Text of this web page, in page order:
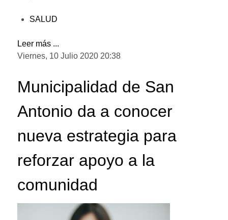
SALUD
Leer más ...
Viernes, 10 Julio 2020 20:38
Municipalidad de San
Antonio da a conocer
nueva estrategia para
reforzar apoyo a la
comunidad